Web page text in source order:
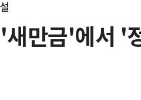
만금'에서 '